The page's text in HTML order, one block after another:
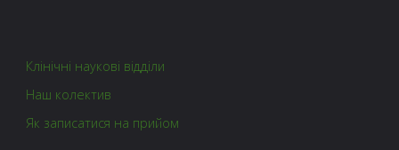
Клінічні наукові відділи
Наш колектив
Як записатися на прийом